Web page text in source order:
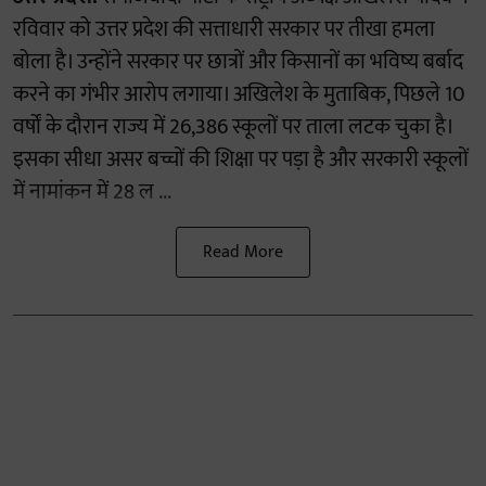
रविवार को उत्तर प्रदेश की सत्ताधारी सरकार पर तीखा हमला
बोला है। उन्होंने सरकार पर छात्रों और किसानों का भविष्य बर्बाद
करने का गंभीर आरोप लगाया। अखिलेश के मुताबिक, पिछले 10
वर्षों के दौरान राज्य में 26,386 स्कूलों पर ताला लटक चुका है।
इसका सीधा असर बच्चों की शिक्षा पर पड़ा है और सरकारी स्कूलों
में नामांकन में 28 ल ...
Read More